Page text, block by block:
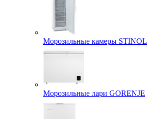
Морозильные камеры STINOL
Морозильные лари GORENJE